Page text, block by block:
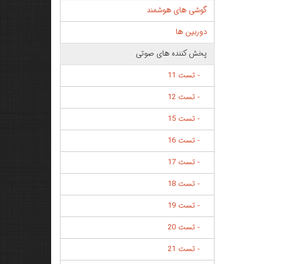
گوشی های هوشمند
دوربین ها
پخش کننده های صوتی
- تست 11
- تست 12
- تست 15
- تست 16
- تست 17
- تست 18
- تست 19
- تست 20
- تست 21